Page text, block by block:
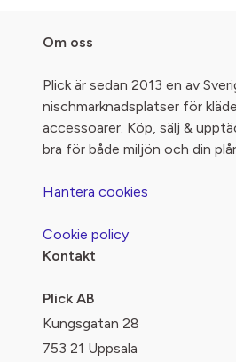
Om oss
Plick är sedan 2013 en av
nischmarknadsplatser för
accessoarer. Köp, sälj &
bra för både miljön och din
Hantera cookies
Cookie policy
Kontakt
Plick AB
Kungsgatan 28
753 21 Uppsala